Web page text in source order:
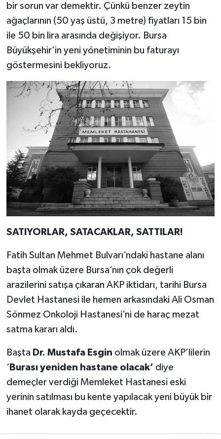
bir sorun var demektir. Çünkü benzer zeytin
ağaçlarının (50 yaş üstü, 3 metre) fiyatları 15 bin
ile 50 bin lira arasında değişiyor. Bursa
Büyükşehir’in yeni yönetiminin bu faturayı
göstermesini bekliyoruz.
SATIYORLAR, SATACAKLAR, SATTILAR!
Fatih Sultan Mehmet Bulvarı’ndaki hastane alanı
başta olmak üzere Bursa’nın çok değerli
arazilerini satışa çıkaran AKP iktidarı, tarihi Bursa
Devlet Hastanesi ile hemen arkasındaki Ali Osman
Sönmez Onkoloji Hastanesi’ni de haraç mezat
satma kararı aldı.
Başta Dr. Mustafa Esgin olmak üzere AKP’lilerin
‘ Burası yeniden hastane olacak’ diye
demeçler verdiği Memleket Hastanesi eski
yerinin satılması bu kente yapılacak yeni büyük bir
ihanet olarak kayda geçecektir.